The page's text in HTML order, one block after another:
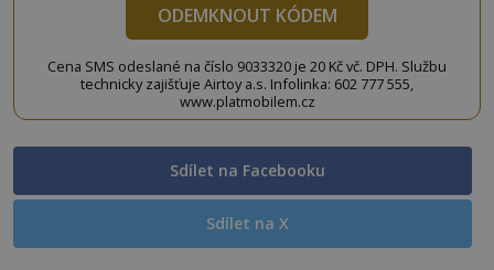
ODEMKNOUT KÓDEM
Cena SMS odeslané na číslo 9033320 je 20 Kč vč. DPH. Službu
technicky zajišťuje Airtoy a.s. Infolinka: 602 777 555,
www.platmobilem.cz
Sdílet na Facebooku
Sdílet na X